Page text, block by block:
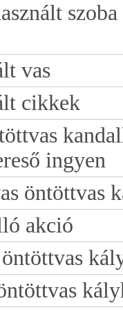
vas
cikkek
ingyen
öntöttvas
akció